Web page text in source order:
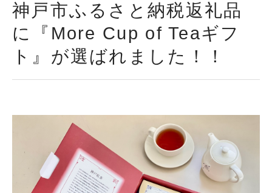
神戸市ふるさと納税返礼品
に『More Cup of Teaギフ
ト』が選ばれました！！